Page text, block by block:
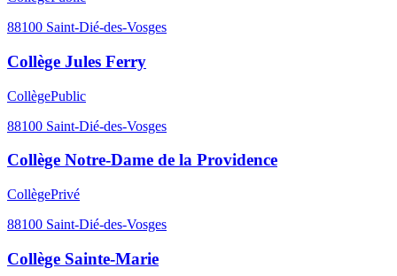
88100 Saint-Dié-des-Vosges
Collège Jules Ferry
CollègePublic
88100 Saint-Dié-des-Vosges
Collège Notre-Dame de la Providence
CollègePrivé
88100 Saint-Dié-des-Vosges
Collège Sainte-Marie